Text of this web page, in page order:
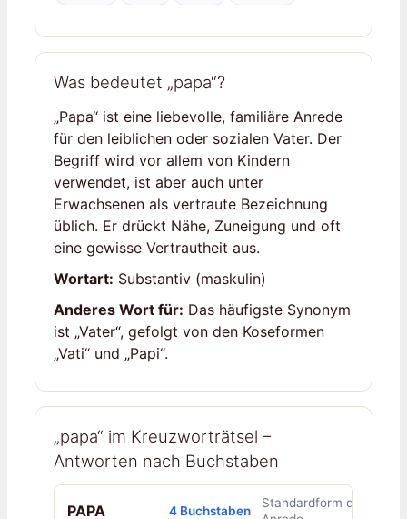
Was bedeutet „papa“?
„Papa“ ist eine liebevolle, familiäre Anrede
für den leiblichen oder sozialen Vater. Der
Begriff wird vor allem von Kindern
verwendet, ist aber auch unter
Erwachsenen als vertraute Bezeichnung
üblich. Er drückt Nähe, Zuneigung und oft
eine gewisse Vertrautheit aus.
Wortart: Substantiv (maskulin)
Anderes Wort für: Das häufigste Synonym
ist „Vater“, gefolgt von den Koseformen
„Vati“ und „Papi“.
„papa“ im Kreuzworträtsel –
Antworten nach Buchstaben
PAPA 4 Buchstaben
Standardform der